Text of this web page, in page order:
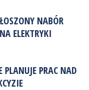
NABÓR
ELEKTRYKI
PRAC NAD